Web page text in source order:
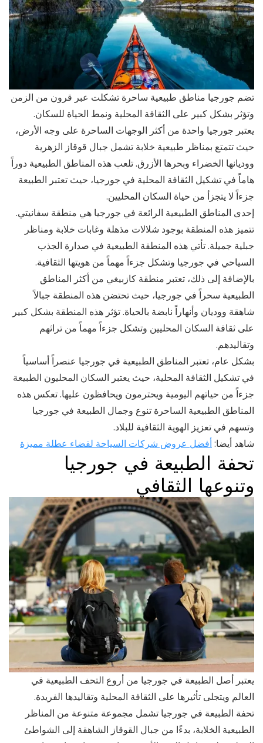
تضم جورجيا مناطق طبيعية ساحرة تشكلت عبر قرون من الزمن
وتؤثر بشكل كبير على الثقافة المحلية ونمط الحياة للسكان.
يعتبر جورجيا واحدة من أكثر الوجهات الساحرة على وجه الأرض،
حيث تتمتع بمناظر طبيعية خلابة تشمل جبال قوقاز الزهرية
ووديانها الخضراء وبحرها الأزرق. تلعب هذه المناطق الطبيعية دوراً
هاماً في تشكيل الثقافة المحلية في جورجيا، حيث تعتبر الطبيعة
جزءاً لا يتجزأ من حياة السكان المحليين.
إحدى المناطق الطبيعية الرائعة في جورجيا هي منطقة سفانيتي.
تتميز هذه المنطقة بوجود شلالات مذهلة وغابات خلابة ومناظر
جبلية جميلة. تأتي هذه المنطقة الطبيعية في صدارة الجذب
السياحي في جورجيا وتشكل جزءاً مهماً من هويتها الثقافية.
بالإضافة إلى ذلك، تعتبر منطقة كازبيغي من أكثر المناطق
الطبيعية سحراً في جورجيا، حيث تحتضن هذه المنطقة جبالاً
شاهقة ووديان وأنهاراً نابضة بالحياة. تؤثر هذه المنطقة بشكل كبير
على ثقافة السكان المحليين وتشكل جزءاً مهماً من تراثهم
وتقاليدهم.
بشكل عام، تعتبر المناطق الطبيعية في جورجيا عنصراً أساسياً
في تشكيل الثقافة المحلية، حيث يعتبر السكان المحليون الطبيعة
جزءاً من حياتهم اليومية ويحترمون ويحافظون عليها. تعكس هذه
المناطق الطبيعية الساحرة تنوع وجمال الطبيعة في جورجيا
وتسهم في تعزيز الهوية الثقافية للبلاد.
شاهد أيضا:أفضل عروض شركات السياحة لقضاء عطلة مميزة
تحفة الطبيعة في جورجيا
وتنوعها الثقافي
يعتبر أصل الطبيعة في جورجيا من أروع التحف الطبيعية في
العالم ويتجلى تأثيرها على الثقافة المحلية وتقاليدها الفريدة.
تحفة الطبيعة في جورجيا تشمل مجموعة متنوعة من المناظر
الطبيعية الخلابة، بدءًا من جبال القوقاز الشاهقة إلى الشواطئ